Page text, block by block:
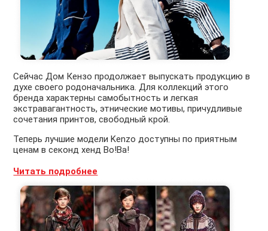
Сейчас Дом Кензо продолжает выпускать продукцию в
духе своего родоначальника. Для коллекций этого
бренда характерны самобытность и легкая
экстравагантность, этнические мотивы, причудливые
сочетания принтов, свободный крой.
Теперь лучшие модели Kenzo доступны по приятным
ценам в секонд хенд Во!Ва!
Читать подробнее